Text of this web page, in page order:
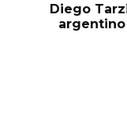
Diego